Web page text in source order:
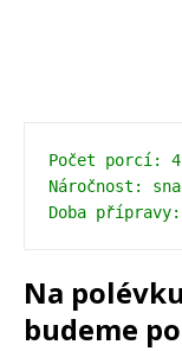
Počet porcí:
Náročnost:
Doba
Na
budeme